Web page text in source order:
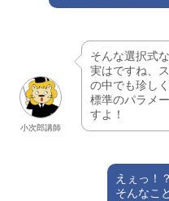
小次郎講師
そんな選択式
実はですね、
の中でも珍しく
標準のパラメ
すよ！
えぇっ！？
そんなこ